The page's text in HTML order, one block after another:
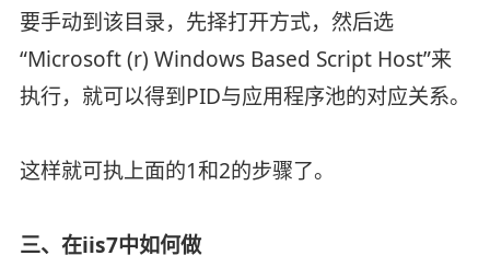
要手动到该目录，先择打开方式，然后选
“Microsoft (r) Windows Based Script Host”来
执行，就可以得到PID与应用程序池的对应关系。
这样就可执上面的1和2的步骤了。
三、在iis7中如何做